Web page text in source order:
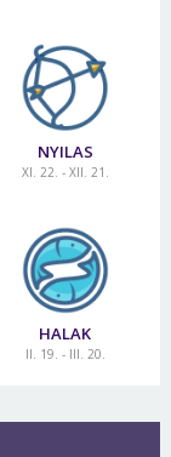
NYILAS
XI. 22. - XII. 21.
HALAK
II. 19. - III. 20.